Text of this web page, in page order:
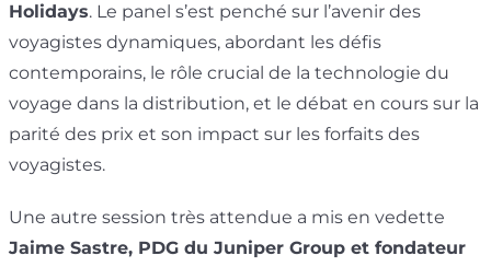
Holidays. Le panel s’est penché sur l’avenir des
voyagistes dynamiques, abordant les défis
contemporains, le rôle crucial de la technologie du
voyage dans la distribution, et le débat en cours sur la
parité des prix et son impact sur les forfaits des
voyagistes.
Une autre session très attendue a mis en vedette
Jaime Sastre, PDG du Juniper Group et fondateur